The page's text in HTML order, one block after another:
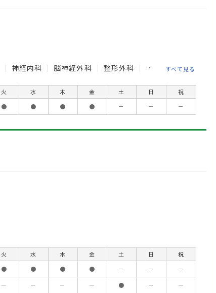
神経内科 脳神経外科 整形外科 皮膚科 泌尿器科
すべて見る
火 水 木 金 土 日
祝
● ● ● ● － － －
火 水 木 金 土 日
祝
● ● ● ● － －
－
－ － － － ● －
－